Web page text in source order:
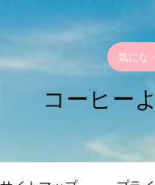
気にな
コーヒー